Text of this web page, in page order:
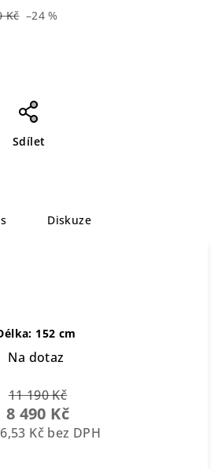
Kč –24 %
Sdílet
Diskuze
152 cm
Na dotaz
11 190 Kč
8 490 Kč
Kč bez DPH